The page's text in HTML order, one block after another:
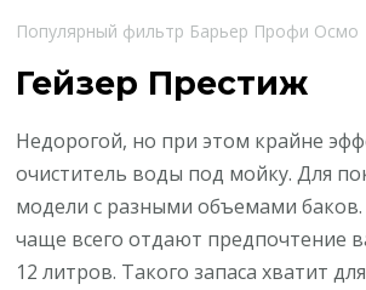
Популярный фильтр Барьер Профи Осмо
Гейзер Престиж
Недорогой, но при этом крайне
очиститель воды под мойку. Для
модели с разными объемами
чаще всего отдают предпочтение
12 литров. Такого запаса хватит